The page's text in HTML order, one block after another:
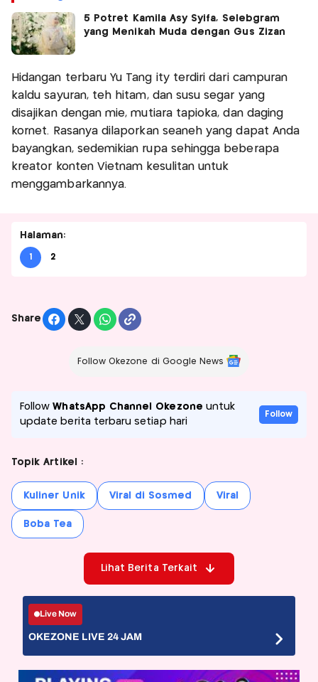
5 Potret Kamila Asy Syifa, Selebgram
yang Menikah Muda dengan Gus Zizan
Hidangan terbaru Yu Tang ity terdiri dari campuran
kaldu sayuran, teh hitam, dan susu segar yang
disajikan dengan mie, mutiara tapioka, dan daging
kornet. Rasanya dilaporkan seaneh yang dapat Anda
bayangkan, sedemikian rupa sehingga beberapa
kreator konten Vietnam kesulitan untuk
menggambarkannya.
Halaman:
1 2
Share
Follow Okezone di Google News
FollowWhatsApp Channel Okezone untuk
update berita terbaru setiap hari
Follow
Topik Artikel :
Kuliner Unik Viral di Sosmed Viral
Boba Tea
Lihat Berita Terkait
Live Now
OKEZONE LIVE 24 JAM